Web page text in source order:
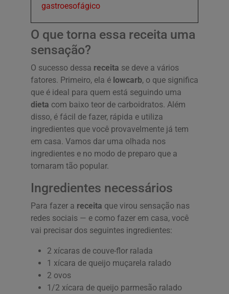
gastroesofágico
O que torna essa receita uma
sensação?
O sucesso dessa receita se deve a vários
fatores. Primeiro, ela é lowcarb, o que significa
que é ideal para quem está seguindo uma
dieta com baixo teor de carboidratos. Além
disso, é fácil de fazer, rápida e utiliza
ingredientes que você provavelmente já tem
em casa. Vamos dar uma olhada nos
ingredientes e no modo de preparo que a
tornaram tão popular.
Ingredientes necessários
Para fazer a receita que virou sensação nas
redes sociais — e como fazer em casa, você
vai precisar dos seguintes ingredientes:
2 xícaras de couve-flor ralada
1 xícara de queijo muçarela ralado
2 ovos
1/2 xícara de queijo parmesão ralado